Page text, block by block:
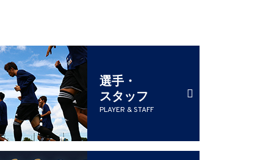
選手・
スタッフ
PLAYER & STAFF